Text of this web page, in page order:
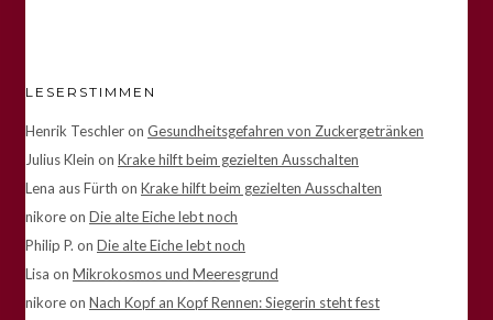
LESERSTIMMEN
Henrik Teschleron Gesundheitsgefahren von Zuckergetränken
Julius Klein on Krake hilft beim gezielten Ausschalten
Lena aus Fürth on Krake hilft beim gezielten Ausschalten
nikoreon Die alte Eiche lebt noch
Philip P. on Die alte Eiche lebt noch
Lisa on Mikrokosmos und Meeresgrund
nikoreon Nach Kopf an Kopf Rennen: Siegerin steht fest